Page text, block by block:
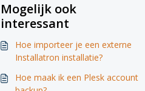
Mogelijk ook
interessant
Hoe importeer je een externe
Installatron installatie?
Hoe maak ik een Plesk account